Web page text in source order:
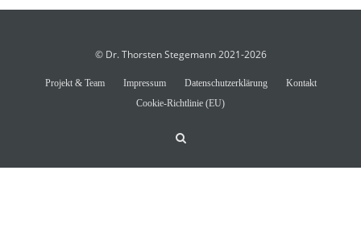
© Dr. Thorsten Stegemann 2021-2026
Projekt & Team Impressum Datenschutzerklärung
Kontakt
Cookie-Richtlinie (EU)